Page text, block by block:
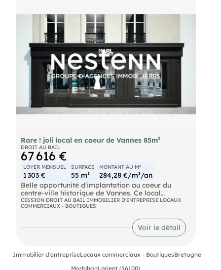
DPE En cours
Rare ! joli local en coeur de Vannes 85m²
DROIT AU BAIL
67 616 €
LOYER MENSUEL
1 303 €
SURFACE
55 m²
MONTANT AU M²
284,28 €/m²/an
Belle opportunité d'implantation au coeur du
centre-ville historique de Vannes. Ce local
commercial bénéficie d'un emplacement
stratégique dans une rue commerçante
piétonne, offrant une visibilité optimale auprès
d'une clientèle localeet touristique tout au long de
garantissant une présentation soignée et
CESSION DROIT AU BAIL IMMOBILIER D'ENTREPRISE LOCAUX
COMMERCIAUX - BOUTIQUES
Voir le détail
Immobilier d'entrepriseLocaux commerciaux - BoutiquesBretagne
MorbihanLorient (56100)